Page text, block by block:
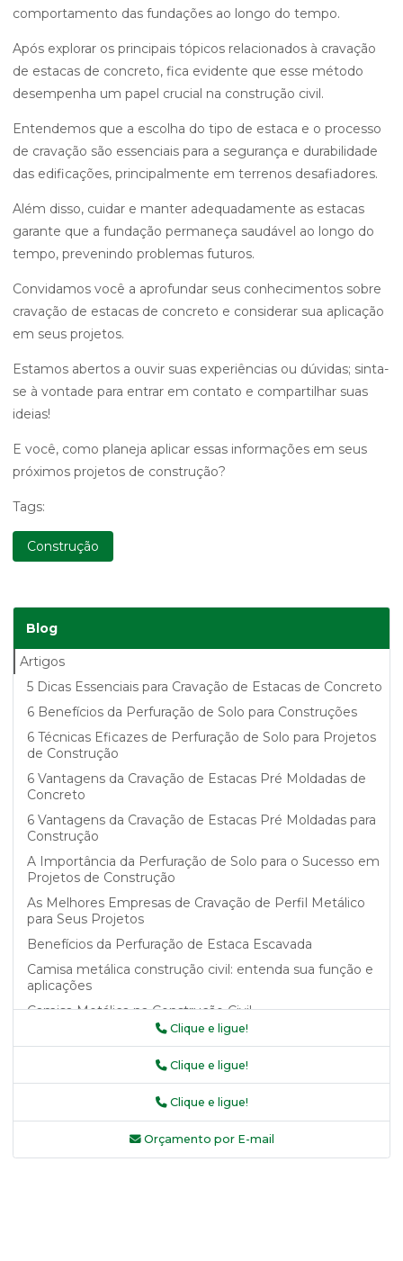
comportamento das fundações ao longo do tempo.
Após explorar os principais tópicos relacionados à cravação
de estacas de concreto, fica evidente que esse método
desempenha um papel crucial na construção civil.
Entendemos que a escolha do tipo de estaca e o processo
de cravação são essenciais para a segurança e durabilidade
das edificações, principalmente em terrenos desafiadores.
Além disso, cuidar e manter adequadamente as estacas
garante que a fundação permaneça saudável ao longo do
tempo, prevenindo problemas futuros.
Convidamos você a aprofundar seus conhecimentos sobre
cravação de estacas de concreto e considerar sua aplicação
em seus projetos.
Estamos abertos a ouvir suas experiências ou dúvidas; sinta-
se à vontade para entrar em contato e compartilhar suas
ideias!
E você, como planeja aplicar essas informações em seus
próximos projetos de construção?
Tags:
Construção
Blog
Artigos
5 Dicas Essenciais para Cravação de Estacas de Concreto
6 Benefícios da Perfuração de Solo para Construções
6 Técnicas Eficazes de Perfuração de Solo para Projetos
de Construção
6 Vantagens da Cravação de Estacas Pré Moldadas de
Concreto
6 Vantagens da Cravação de Estacas Pré Moldadas para
Construção
A Importância da Perfuração de Solo para o Sucesso em
Projetos de Construção
As Melhores Empresas de Cravação de Perfil Metálico
para Seus Projetos
Benefícios da Perfuração de Estaca Escavada
Camisa metálica construção civil: entenda sua função e
aplicações
Camisa Metálica na Construção Civil
Camisa metálica na construção civil como garantia de
segurança e durabilidade
Camisa Metálica na Construção Civil: Benefícios e
Camisa Metálica na Construção Civil: Saiba Mais
Camisa Metálica na Construção Civil: Vantagens e
Aplicações
Clique e ligue!
Clique e ligue!
Clique e ligue!
Orçamento por E-mail